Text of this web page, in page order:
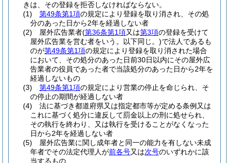
きは、その登録を拒否しなければならない。
(1)
第49条第1項の規定により登録を取り消され、その処
分のあった日から2年を経過しない者
(2)
屋外広告業者(第36条第1項又は第3項の登録を受けて
屋外広告業を営む者をいう。以下同じ。)で法人であるも
のが第49条第1項の規定により登録を取り消された場合
において、その処分のあった日前30日以内にその屋外広
告業者の役員であった者で当該処分のあった日から2年を
経過しないもの
(3)
第49条第1項の規定により営業の停止を命じられ、そ
の停止の期間が経過しない者
(4)
法に基づき都道府県又は指定都市等が定める条例又は
これに基づく処分に違反して罰金以上の刑に処せられ、
その執行を終わり、又は執行を受けることがなくなった
日から2年を経過しない者
(5)
屋外広告業に関し成年者と同一の能力を有しない未成
年者でその法定代理人が前各号又は次号のいずれかに該
当するもの